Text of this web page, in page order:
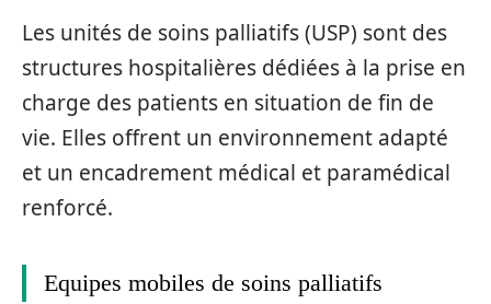
Les unités de soins palliatifs (USP) sont des
structures hospitalières dédiées à la prise en
charge des patients en situation de fin de
vie. Elles offrent un environnement adapté
et un encadrement médical et paramédical
renforcé.
Equipes mobiles de soins palliatifs